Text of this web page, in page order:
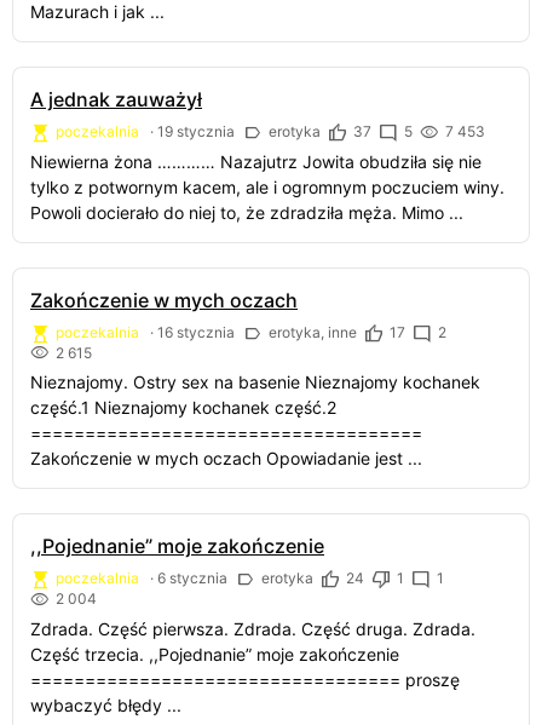
Mazurach i jak ...
A jednak zauważył
poczekalnia · 19 stycznia erotyka 37 5 7 453
Niewierna żona ………… Nazajutrz Jowita obudziła się nie
tylko z potwornym kacem, ale i ogromnym poczuciem winy.
Powoli docierało do niej to, że zdradziła męża. Mimo ...
Zakończenie w mych oczach
poczekalnia · 16 stycznia erotyka, inne 17
2
2 615
Nieznajomy. Ostry sex na basenie Nieznajomy kochanek
część.1 Nieznajomy kochanek część.2
====================================
Zakończenie w mych oczach Opowiadanie jest ...
,,Pojednanie” moje zakończenie
poczekalnia · 6 stycznia erotyka 24 1
1
2 004
Zdrada. Część pierwsza. Zdrada. Część druga. Zdrada.
Część trzecia. ,,Pojednanie” moje zakończenie
================================== proszę
wybaczyć błędy ...